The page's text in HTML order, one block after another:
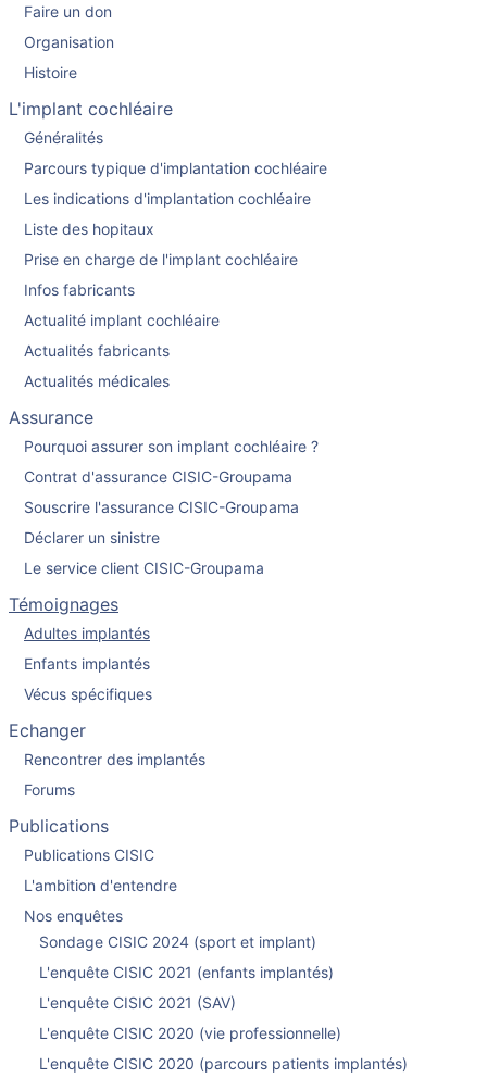
Faire un don
Organisation
Histoire
L'implant cochléaire
Généralités
Parcours typique d'implantation cochléaire
Les indications d'implantation cochléaire
Liste des hopitaux
Prise en charge de l'implant cochléaire
Infos fabricants
Actualité implant cochléaire
Actualités fabricants
Actualités médicales
Assurance
Pourquoi assurer son implant cochléaire ?
Contrat d'assurance CISIC-Groupama
Souscrire l'assurance CISIC-Groupama
Déclarer un sinistre
Le service client CISIC-Groupama
Témoignages
Adultes implantés
Enfants implantés
Vécus spécifiques
Echanger
Rencontrer des implantés
Forums
Publications
Publications CISIC
L'ambition d'entendre
Nos enquêtes
Sondage CISIC 2024 (sport et implant)
L'enquête CISIC 2021 (enfants implantés)
L'enquête CISIC 2021 (SAV)
L'enquête CISIC 2020 (vie professionnelle)
L'enquête CISIC 2020 (parcours patients implantés)